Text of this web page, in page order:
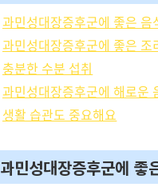
과민성대장증후군에 좋은 음
과민성대장증후군에 좋은 조
충분한 수분 섭취
과민성대장증후군에 해로운
생활 습관도 중요해요
과민성대장증후군에 좋